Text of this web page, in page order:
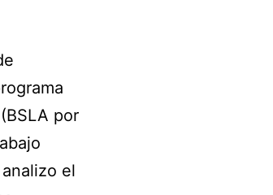
por
el